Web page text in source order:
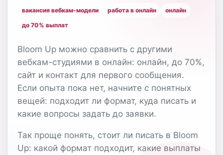
вакансия вебкам-модели работа в онлайн
онлайн
до 70% выплат
Bloom Up можно сравнить с другими
вебкам-студиями в онлайн: онлайн, до 70%,
сайт и контакт для первого сообщения.
Если опыта пока нет, начните с понятных
вещей: подходит ли формат, куда писать и
какие вопросы задать до заявки.
Так проще понять, стоит ли писать в Bloom
Up: какой формат подходит, какие выплаты